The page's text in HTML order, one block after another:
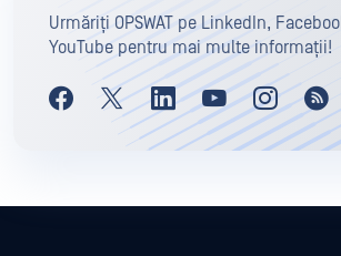
Urmăriți OPSWAT pe LinkedIn,
YouTube pentru mai multe informații!